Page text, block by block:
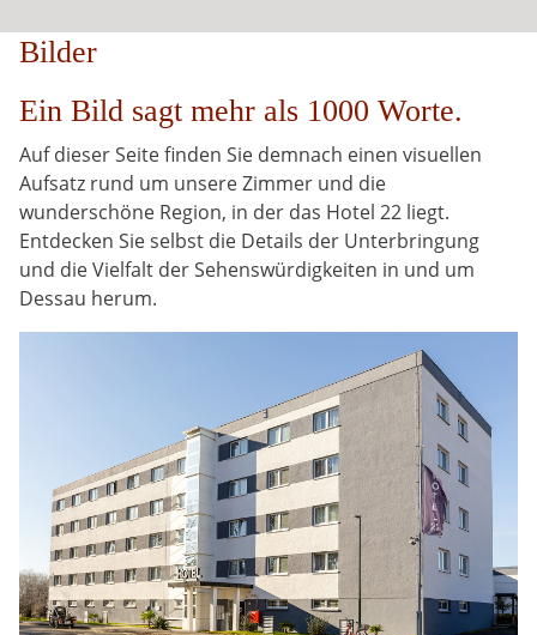
Bilder
Ein Bild sagt mehr als 1000 Worte.
Auf dieser Seite finden Sie demnach einen visuellen
Aufsatz rund um unsere Zimmer und die
wunderschöne Region, in der das Hotel 22 liegt.
Entdecken Sie selbst die Details der Unterbringung
und die Vielfalt der Sehenswürdigkeiten in und um
Dessau herum.